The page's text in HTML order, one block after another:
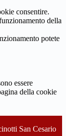
consentire.
della
potete
essere
della cookie
San Cesario